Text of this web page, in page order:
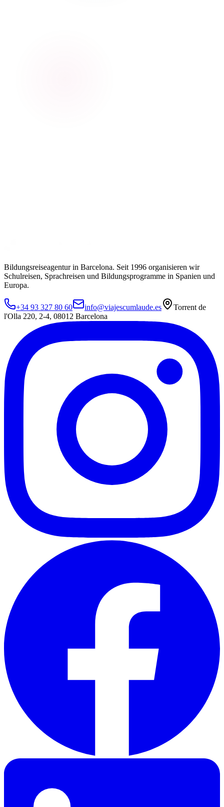
Bildungsreiseagentur in Barcelona. Seit 1996 organisieren wir
Schulreisen, Sprachreisen und Bildungsprogramme in Spanien und
Europa.
+34 93 327 80 60 info@viajescumlaude.es
Torrent de
l'Olla 220, 2-4, 08012 Barcelona